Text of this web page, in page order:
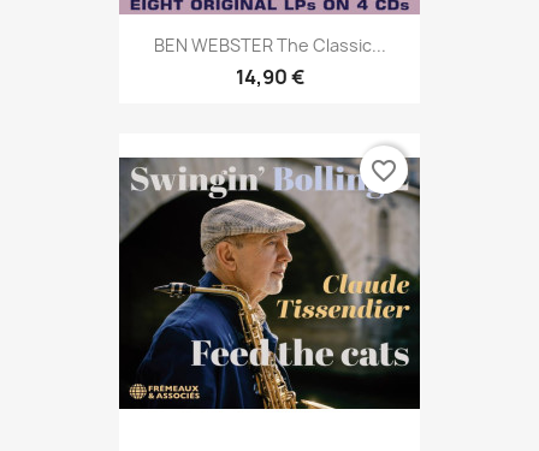
BEN WEBSTER The Classic...
14,90 €
favorite_border